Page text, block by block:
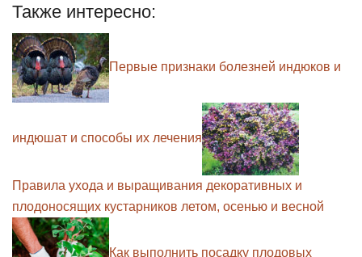
Также интересно:
Первые признаки болезней индюков и
индюшат и способы их лечения
Правила ухода и выращивания декоративных и
плодоносящих кустарников летом, осенью и весной
Как выполнить посадку плодовых